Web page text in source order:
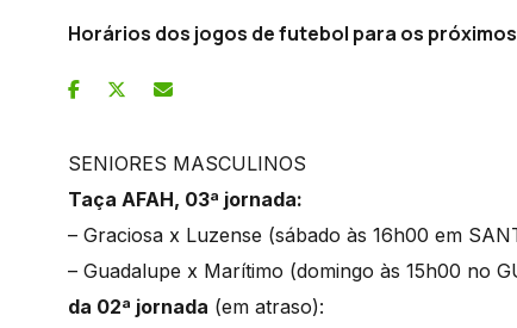
Horários dos jogos de futebol para os
SENIORES MASCULINOS
Taça AFAH, 03ª jornada:
– Graciosa x Luzense (sábado às 16h00 em
– Guadalupe x Marítimo (domingo às 15h00 no
da 02ª jornada (em atraso):